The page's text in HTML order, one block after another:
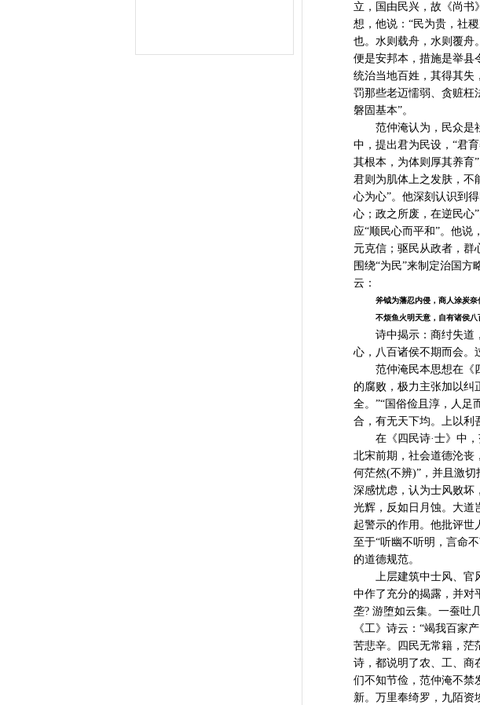
立，国由民兴，故《尚书
想，他说：“民为贵，社
也。水则载舟，水则覆舟
便是安邦本，措施是举县
统治当地百姓，其得其失
罚那些老迈懦弱、贪赃枉
磐固基本”。
范仲淹认为，民众是
中，提出君为民设，“君
其根本，为体则厚其养育
君则为肌体上之发肤，不
心为心”。他深刻认识到
心；政之所废，在逆民心
应“顺民心而平和”。他说
元克信；驱民从政者，群
围绕“为民”来制定治国
云：
斧钺为藩忍内侵，商人涂炭奈
不烦鱼火明天意，自有诸侯八
诗中揭示：商纣失道
心，八百诸侯不期而会。
范仲淹民本思想在《
的腐败，极力主张加以纠
全。”“国俗俭且淳，人足
合，有无天下均。上以利
在《四民诗·士》中
北宋前期，社会道德沦丧
何茫然(不辨)”，并且激
深感忧虑，认为士风败坏
光辉，反如日月蚀。大道
起警示的作用。他批评世
至于“听幽不听明，言命
的道德规范。
上层建筑中士风、官
中作了充分的揭露，并对
垄? 游堕如云集。一蚕吐
《工》诗云：“竭我百家
苦悲辛。四民无常籍，
诗，都说明了农、工、商
们不知节俭，范仲淹不禁
新。万里奉绮罗，九陌资